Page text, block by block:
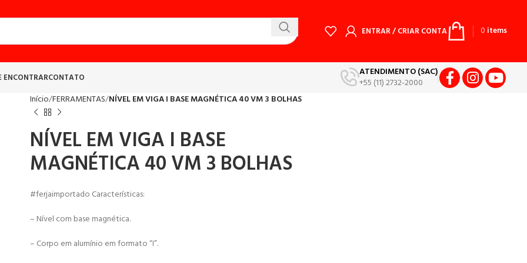
ENTRAR / CRIAR CONTA 0 items
ENCONTRARCONTATO
ATENDIMENTO (SAC)
+55 (11) 2732-2000
Início FERRAMENTAS NÍVEL EM VIGA I BASE MAGNÉTICA 40 VM 3 BOLHAS
NÍVEL EM VIGA I BASE
MAGNÉTICA 40 VM 3 BOLHAS
#ferjaimportado Características:
– Nível com base magnética.
– Corpo em alumínio em formato “I”.